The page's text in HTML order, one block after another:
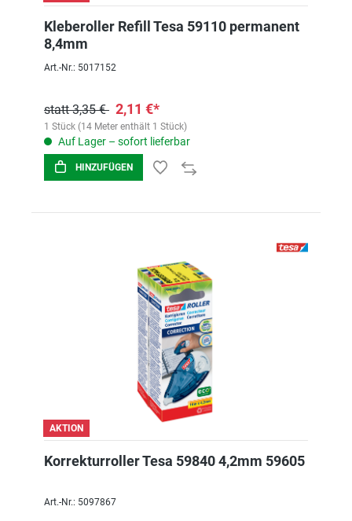
Kleberoller Refill Tesa 59110 permanent
8,4mm
Art.-Nr.: 5017152
statt 3,35 € 2,11 €*
1 Stück (14 Meter enthält 1 Stück)
Auf Lager – sofort lieferbar
HINZUFÜGEN
AKTION
Korrekturroller Tesa 59840 4,2mm 59605
Art.-Nr.: 5097867